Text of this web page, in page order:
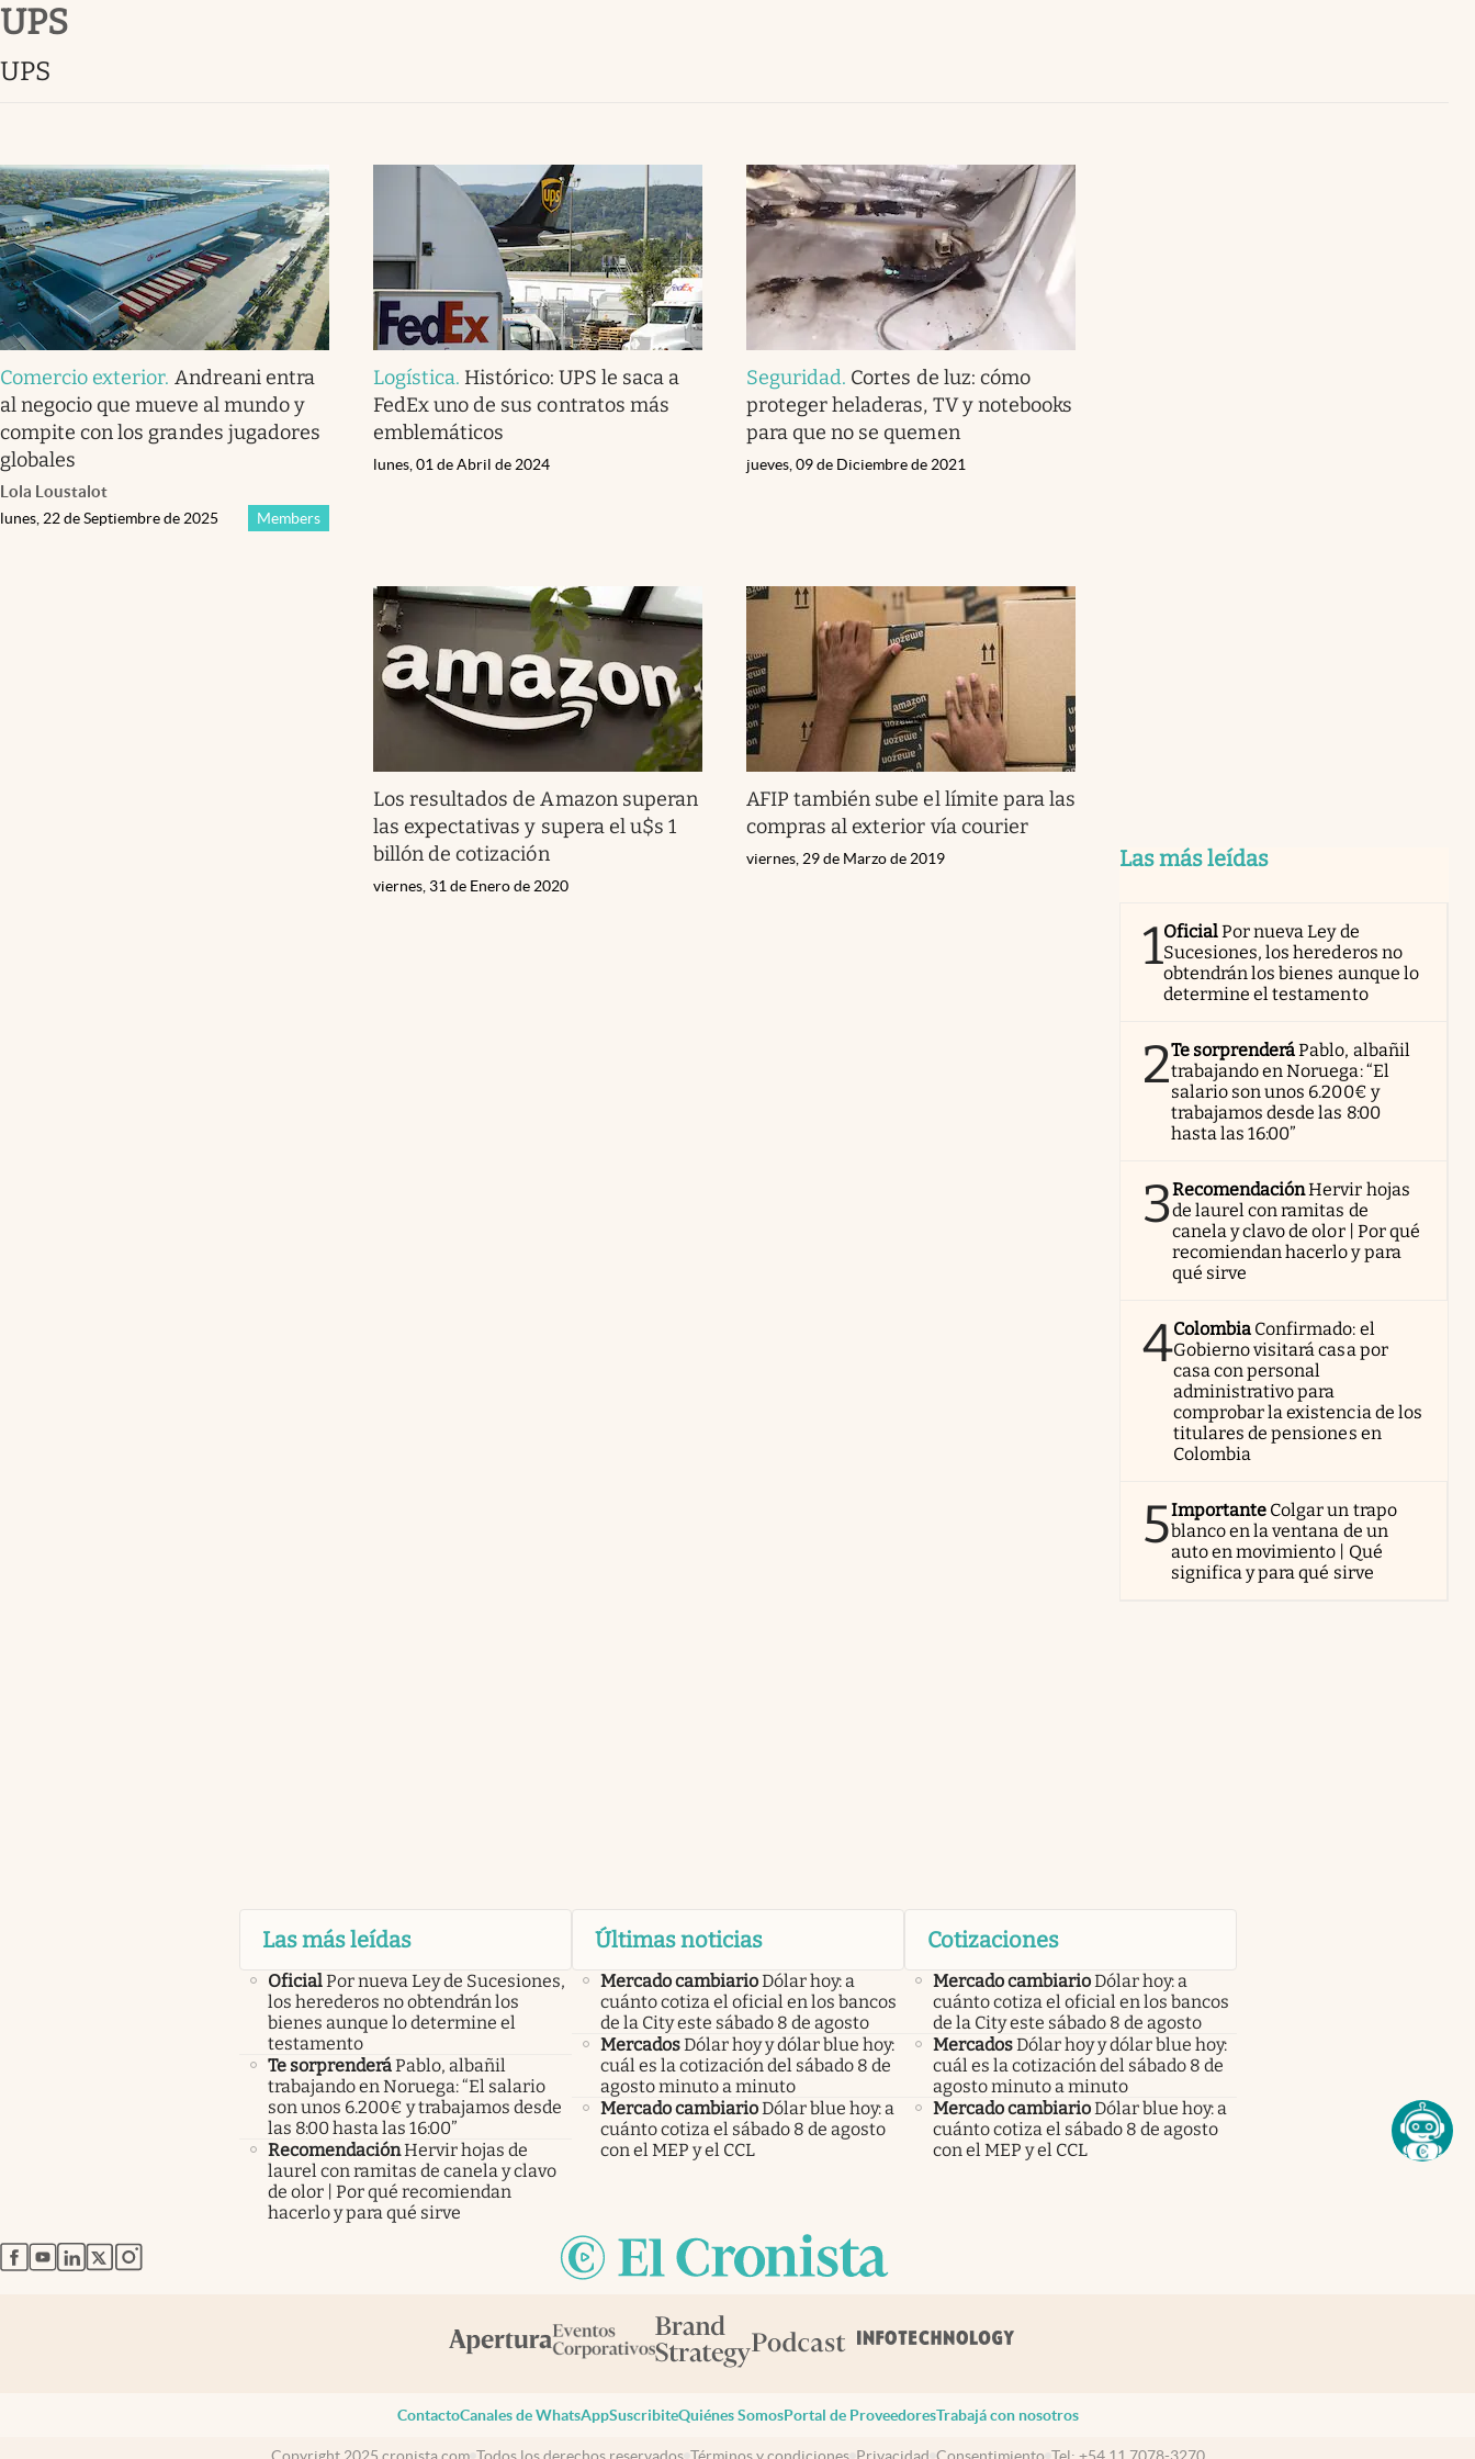
Infotechnology
Eventos Corporativos
El Cronista Studio
Mediakit
abre en nueva pestaña
UPS
UPS
Comercio exterior. Andreani entra
al negocio que mueve al mundo y
compite con los grandes jugadores
globales
Lola Loustalot
Members
lunes, 22 de Septiembre de 2025
Logística. Histórico: UPS le saca a
FedEx uno de sus contratos más
emblemáticos
lunes, 01 de Abril de 2024
Seguridad. Cortes de luz: cómo
proteger heladeras, TV y notebooks
para que no se quemen
jueves, 09 de Diciembre de 2021
Los resultados de Amazon superan
las expectativas y supera el u$s 1
billón de cotización
viernes, 31 de Enero de 2020
AFIP también sube el límite para las
compras al exterior vía courier
viernes, 29 de Marzo de 2019 Las más leídas
1OficialPor nueva Ley de
Sucesiones, los herederos no
obtendrán los bienes aunque lo
determine el testamento
2Te sorprenderáPablo, albañil
trabajando en Noruega: “El
salario son unos 6.200€ y
trabajamos desde las 8:00
hasta las 16:00”
3RecomendaciónHervir hojas
de laurel con ramitas de
canela y clavo de olor | Por qué
recomiendan hacerlo y para
qué sirve
4Colombia Confirmado: el
Gobierno visitará casa por
casa con personal
administrativo para
comprobar la existencia de los
titulares de pensiones en
Colombia
5Importante Colgar un trapo
blanco en la ventana de un
auto en movimiento | Qué
significa y para qué sirve
Las más leídas
OficialPor nueva Ley de Sucesiones,
los herederos no obtendrán los
bienes aunque lo determine el
testamento
Te sorprenderáPablo, albañil
trabajando en Noruega: “El salario
son unos 6.200€ y trabajamos desde
las 8:00 hasta las 16:00”
RecomendaciónHervir hojas de
laurel con ramitas de canela y clavo
de olor | Por qué recomiendan
hacerlo y para qué sirve
Últimas noticias
Mercado cambiarioDólar hoy: a
cuánto cotiza el oficial en los bancos
de la City este sábado 8 de agosto
MercadosDólar hoy y dólar blue hoy:
cuál es la cotización del sábado 8 de
agosto minuto a minuto
Mercado cambiarioDólar blue hoy: a
cuánto cotiza el sábado 8 de agosto
con el MEP y el CCL
Cotizaciones
Mercado cambiarioDólar hoy: a
cuánto cotiza el oficial en los bancos
de la City este sábado 8 de agosto
MercadosDólar hoy y dólar blue hoy:
cuál es la cotización del sábado 8 de
agosto minuto a minuto
Mercado cambiarioDólar blue hoy: a
cuánto cotiza el sábado 8 de agosto
con el MEP y el CCL
abre en nueva pestaña
abre en nueva pestaña
abre en nueva pestaña
abre en nueva pestaña
abre en nueva pestaña
ContactoCanales de WhatsAppSuscribiteQuiénes SomosPortal de ProveedoresTrabajá con nosotros